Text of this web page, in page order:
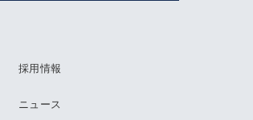
採用情報
ニュース